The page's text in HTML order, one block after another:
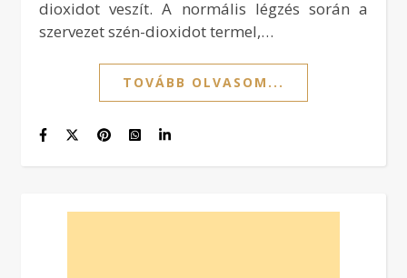
dioxidot veszít. A normális légzés során a
szervezet szén-dioxidot termel,…
TOVÁBB OLVASOM...